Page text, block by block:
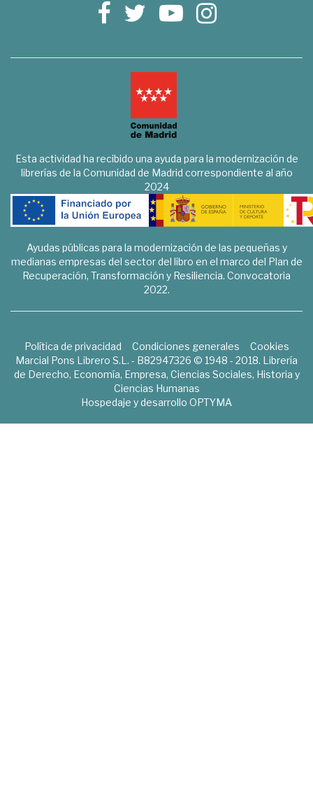
Esta actividad ha recibido una ayuda para la modernización de
librerías de la Comunidad de Madrid correspondiente al año
2024
Ayudas públicas para la modernización de las pequeñas y
medianas empresas del sector del libro en el marco del Plan de
Recuperación, Transformación y Resiliencia. Convocatoria
2022.
Política de privacidad Condiciones generales
Cookies
Marcial Pons Librero S.L. - B82947326 © 1948 - 2018. Librería
de Derecho, Economía, Empresa, Ciencias Sociales, Historia y
Ciencias Humanas
Hospedaje y desarrollo OPTYMA